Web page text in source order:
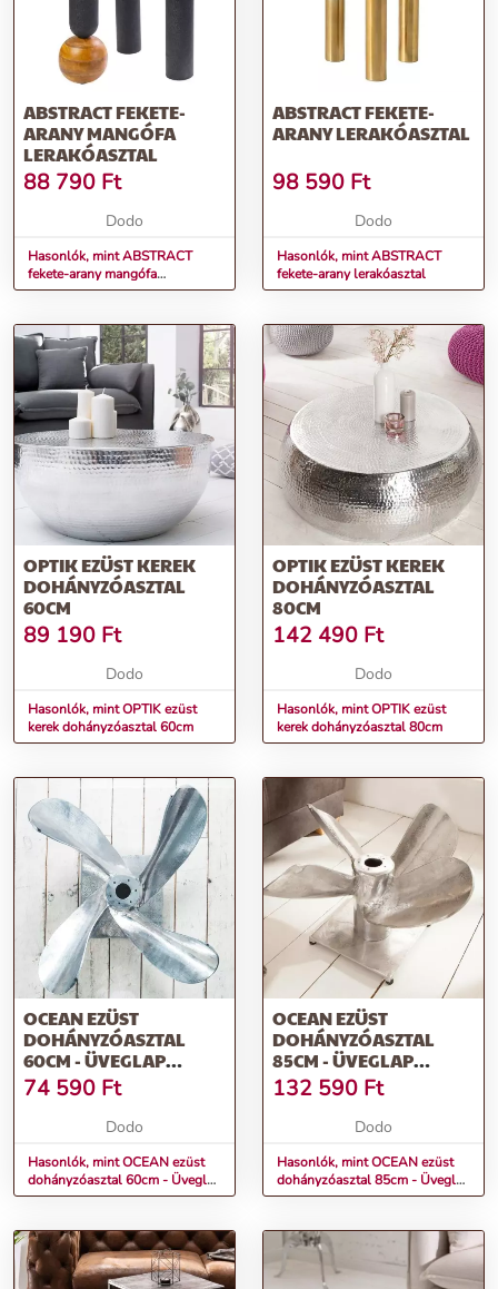
ABSTRACT FEKETE-
ARANY MANGÓFA
LERAKÓASZTAL
88 790 Ft
Dodo
Hasonlók, mint ABSTRACT
fekete-arany mangófa
lerakóasztal
ABSTRACT FEKETE-
ARANY LERAKÓASZTAL
98 590 Ft
Dodo
Hasonlók, mint ABSTRACT
fekete-arany lerakóasztal
OPTIK EZÜST KEREK
DOHÁNYZÓASZTAL
60CM
89 190 Ft
Dodo
Hasonlók, mint OPTIK ezüst
kerek dohányzóasztal 60cm
OPTIK EZÜST KEREK
DOHÁNYZÓASZTAL
80CM
142 490 Ft
Dodo
Hasonlók, mint OPTIK ezüst
kerek dohányzóasztal 80cm
OCEAN EZÜST
DOHÁNYZÓASZTAL
60CM - ÜVEGLAP
NÉLKÜL
74 590 Ft
Dodo
Hasonlók, mint OCEAN ezüst
dohányzóasztal 60cm - Üveglap
nélkül
OCEAN EZÜST
DOHÁNYZÓASZTAL
85CM - ÜVEGLAP
NÉLKÜL
132 590 Ft
Dodo
Hasonlók, mint OCEAN ezüst
dohányzóasztal 85cm - Üveglap
nélkül